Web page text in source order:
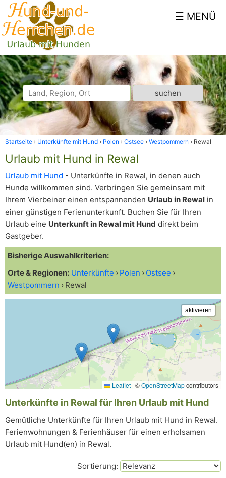
Startseite Unterkünfte mit Hund Polen Ostsee Westpommern Rewal
Urlaub mit Hund in Rewal
Urlaub mit Hund - Unterkünfte in Rewal, in denen auch
Hunde willkommen sind. Verbringen Sie gemeinsam mit
Ihrem Vierbeiner einen entspannenden Urlaub in Rewal in
einer günstigen Ferienunterkunft. Buchen Sie für Ihren
Urlaub eine Unterkunft in Rewal mit Hund direkt beim
Gastgeber.
Bisherige Auswahlkriterien:
Orte & Regionen: Unterkünfte Polen
Ostsee
Westpommern
Rewal
Leaflet | ©OpenStreetMapcontributors
Unterkünfte in Rewal für Ihren Urlaub mit Hund
Gemütliche Unterkünfte für Ihren Urlaub mit Hund in Rewal.
Ferienwohnungen & Ferienhäuser für einen erholsamen
Urlaub mit Hund(en) in Rewal.
Sortierung: